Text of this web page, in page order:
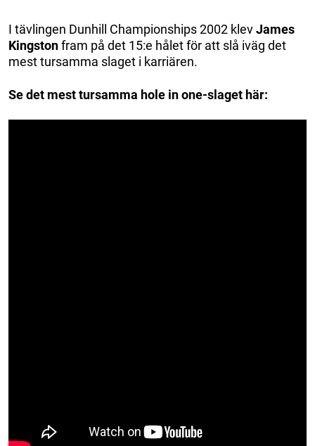
I tävlingen Dunhill Championships 2002 klevJames
Kingstonfram på det 15:e hålet för att slå iväg det
mest tursamma slaget i karriären.
Se det mest tursamma hole in one-slaget här: